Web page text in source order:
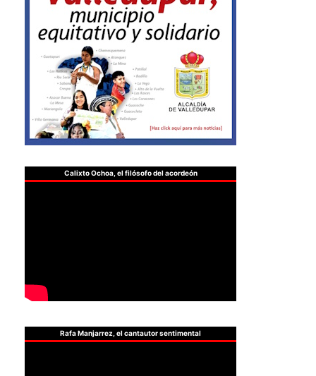
Calixto Ochoa, el filósofo del acordeón
Rafa Manjarrez, el cantautor sentimental